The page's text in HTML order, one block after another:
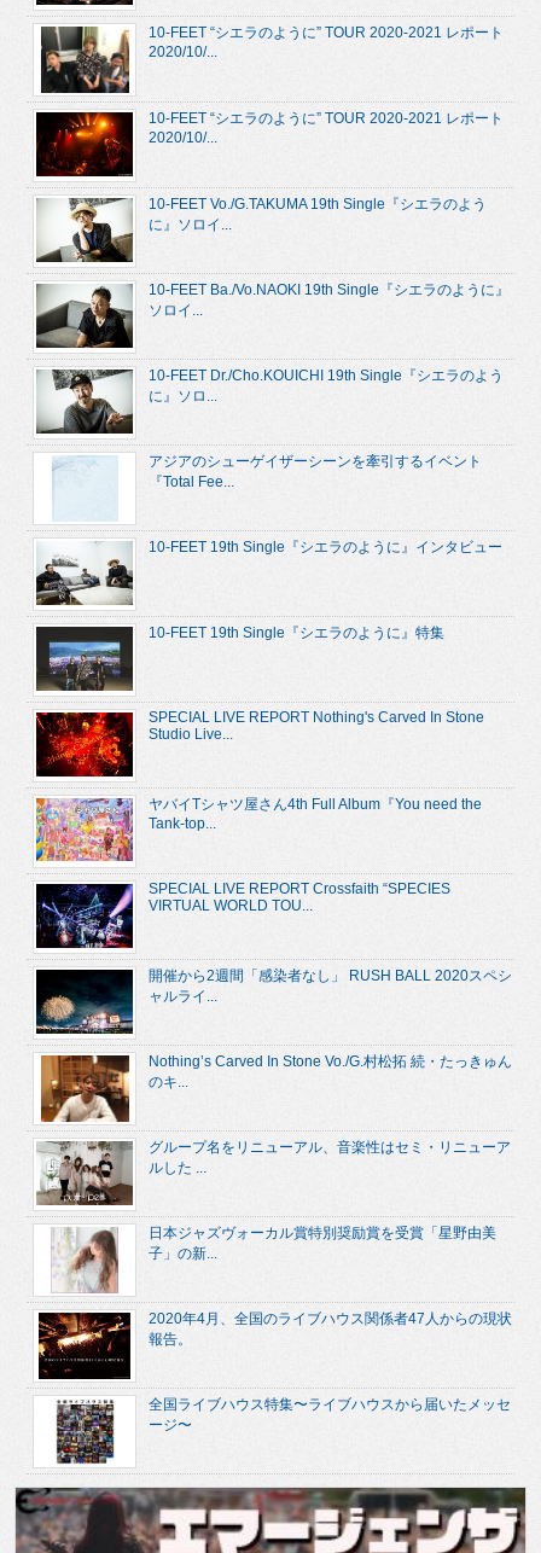
10-FEET “シエラのように” TOUR 2020-2021 レポート
2020/10/...
10-FEET “シエラのように” TOUR 2020-2021 レポート
2020/10/...
10-FEET Vo./G.TAKUMA 19th Single『シエラのよう
に』ソロイ...
10-FEET Ba./Vo.NAOKI 19th Single『シエラのように』
ソロイ...
10-FEET Dr./Cho.KOUICHI 19th Single『シエラのよう
に』ソロ...
アジアのシューゲイザーシーンを牽引するイベント
『Total Fee...
10-FEET 19th Single『シエラのように』インタビュー
10-FEET 19th Single『シエラのように』特集
SPECIAL LIVE REPORT Nothing's Carved In Stone
Studio Live...
ヤバイTシャツ屋さん4th Full Album『You need the
Tank-top...
SPECIAL LIVE REPORT Crossfaith “SPECIES
VIRTUAL WORLD TOU...
開催から2週間「感染者なし」 RUSH BALL 2020スペシ
ャルライ...
Nothing’s Carved In Stone Vo./G.村松拓 続・たっきゅん
のキ...
グループ名をリニューアル、音楽性はセミ・リニューア
ルした ...
日本ジャズヴォーカル賞特別奨励賞を受賞「星野由美
子」の新...
2020年4月、全国のライブハウス関係者47人からの現状
報告。
全国ライブハウス特集〜ライブハウスから届いたメッセ
ージ〜